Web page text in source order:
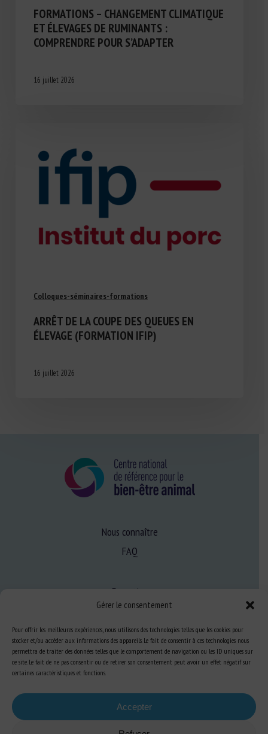
Gérer le consentement
Pour offrir les meilleures expériences, nous utilisons des technologies telles que les cookies pour
stocker et/ou accéder aux informations des appareils. Le fait de consentir à ces technologies nous
permettra de traiter des données telles que le comportement de navigation ou les ID uniques sur
ce site. Le fait de ne pas consentir ou de retirer son consentement peut avoir un effet négatif sur
certaines caractéristiques et fonctions.
Accepter
FORMATIONS – CHANGEMENT CLIMATIQUE
ET ÉLEVAGES DE RUMINANTS :
COMPRENDRE POUR S’ADAPTER
16 juillet 2026
Colloques-séminaires-formations
ARRÊT DE LA COUPE DES QUEUES EN
ÉLEVAGE (FORMATION IFIP)
16 juillet 2026
Nous connaître
FAQ
Expertise
S’informer sur le BEA
Se former au BEA
S’abonner aux actualités